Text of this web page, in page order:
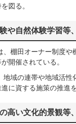
図る。
や自然体験学習
、棚田オーナー制度
開催されている。
地域の連帯や地域活性
に資する施策の推進を
高い文化的景観